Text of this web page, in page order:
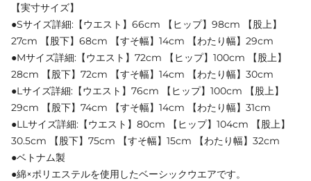
【実寸サイズ】
●Sサイズ詳細:【ウエスト】66cm 【ヒップ】98cm 【股上】
27cm 【股下】68cm 【すそ幅】14cm 【わたり幅】29cm
●Mサイズ詳細:【ウエスト】72cm 【ヒップ】100cm 【股上】
28cm 【股下】72cm 【すそ幅】14cm 【わたり幅】30cm
●Lサイズ詳細:【ウエスト】76cm 【ヒップ】100cm 【股上】
29cm 【股下】74cm 【すそ幅】14cm 【わたり幅】31cm
●LLサイズ詳細:【ウエスト】80cm 【ヒップ】104cm 【股上】
30.5cm 【股下】75cm 【すそ幅】15cm 【わたり幅】32cm
●ベトナム製
●綿×ポリエステルを使用したベーシックウエアです。